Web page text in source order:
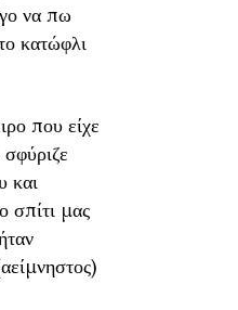
να πω
κατώφλι
που είχε
και
σπίτι μας